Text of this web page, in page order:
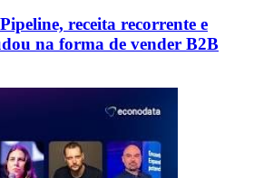
receita recorrente e
na forma de vender B2B